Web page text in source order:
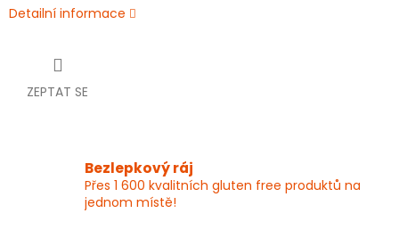
Detailní informace
ZEPTAT SE
Bezlepkový ráj
Přes 1 600 kvalitních gluten free produktů na
jednom místě!